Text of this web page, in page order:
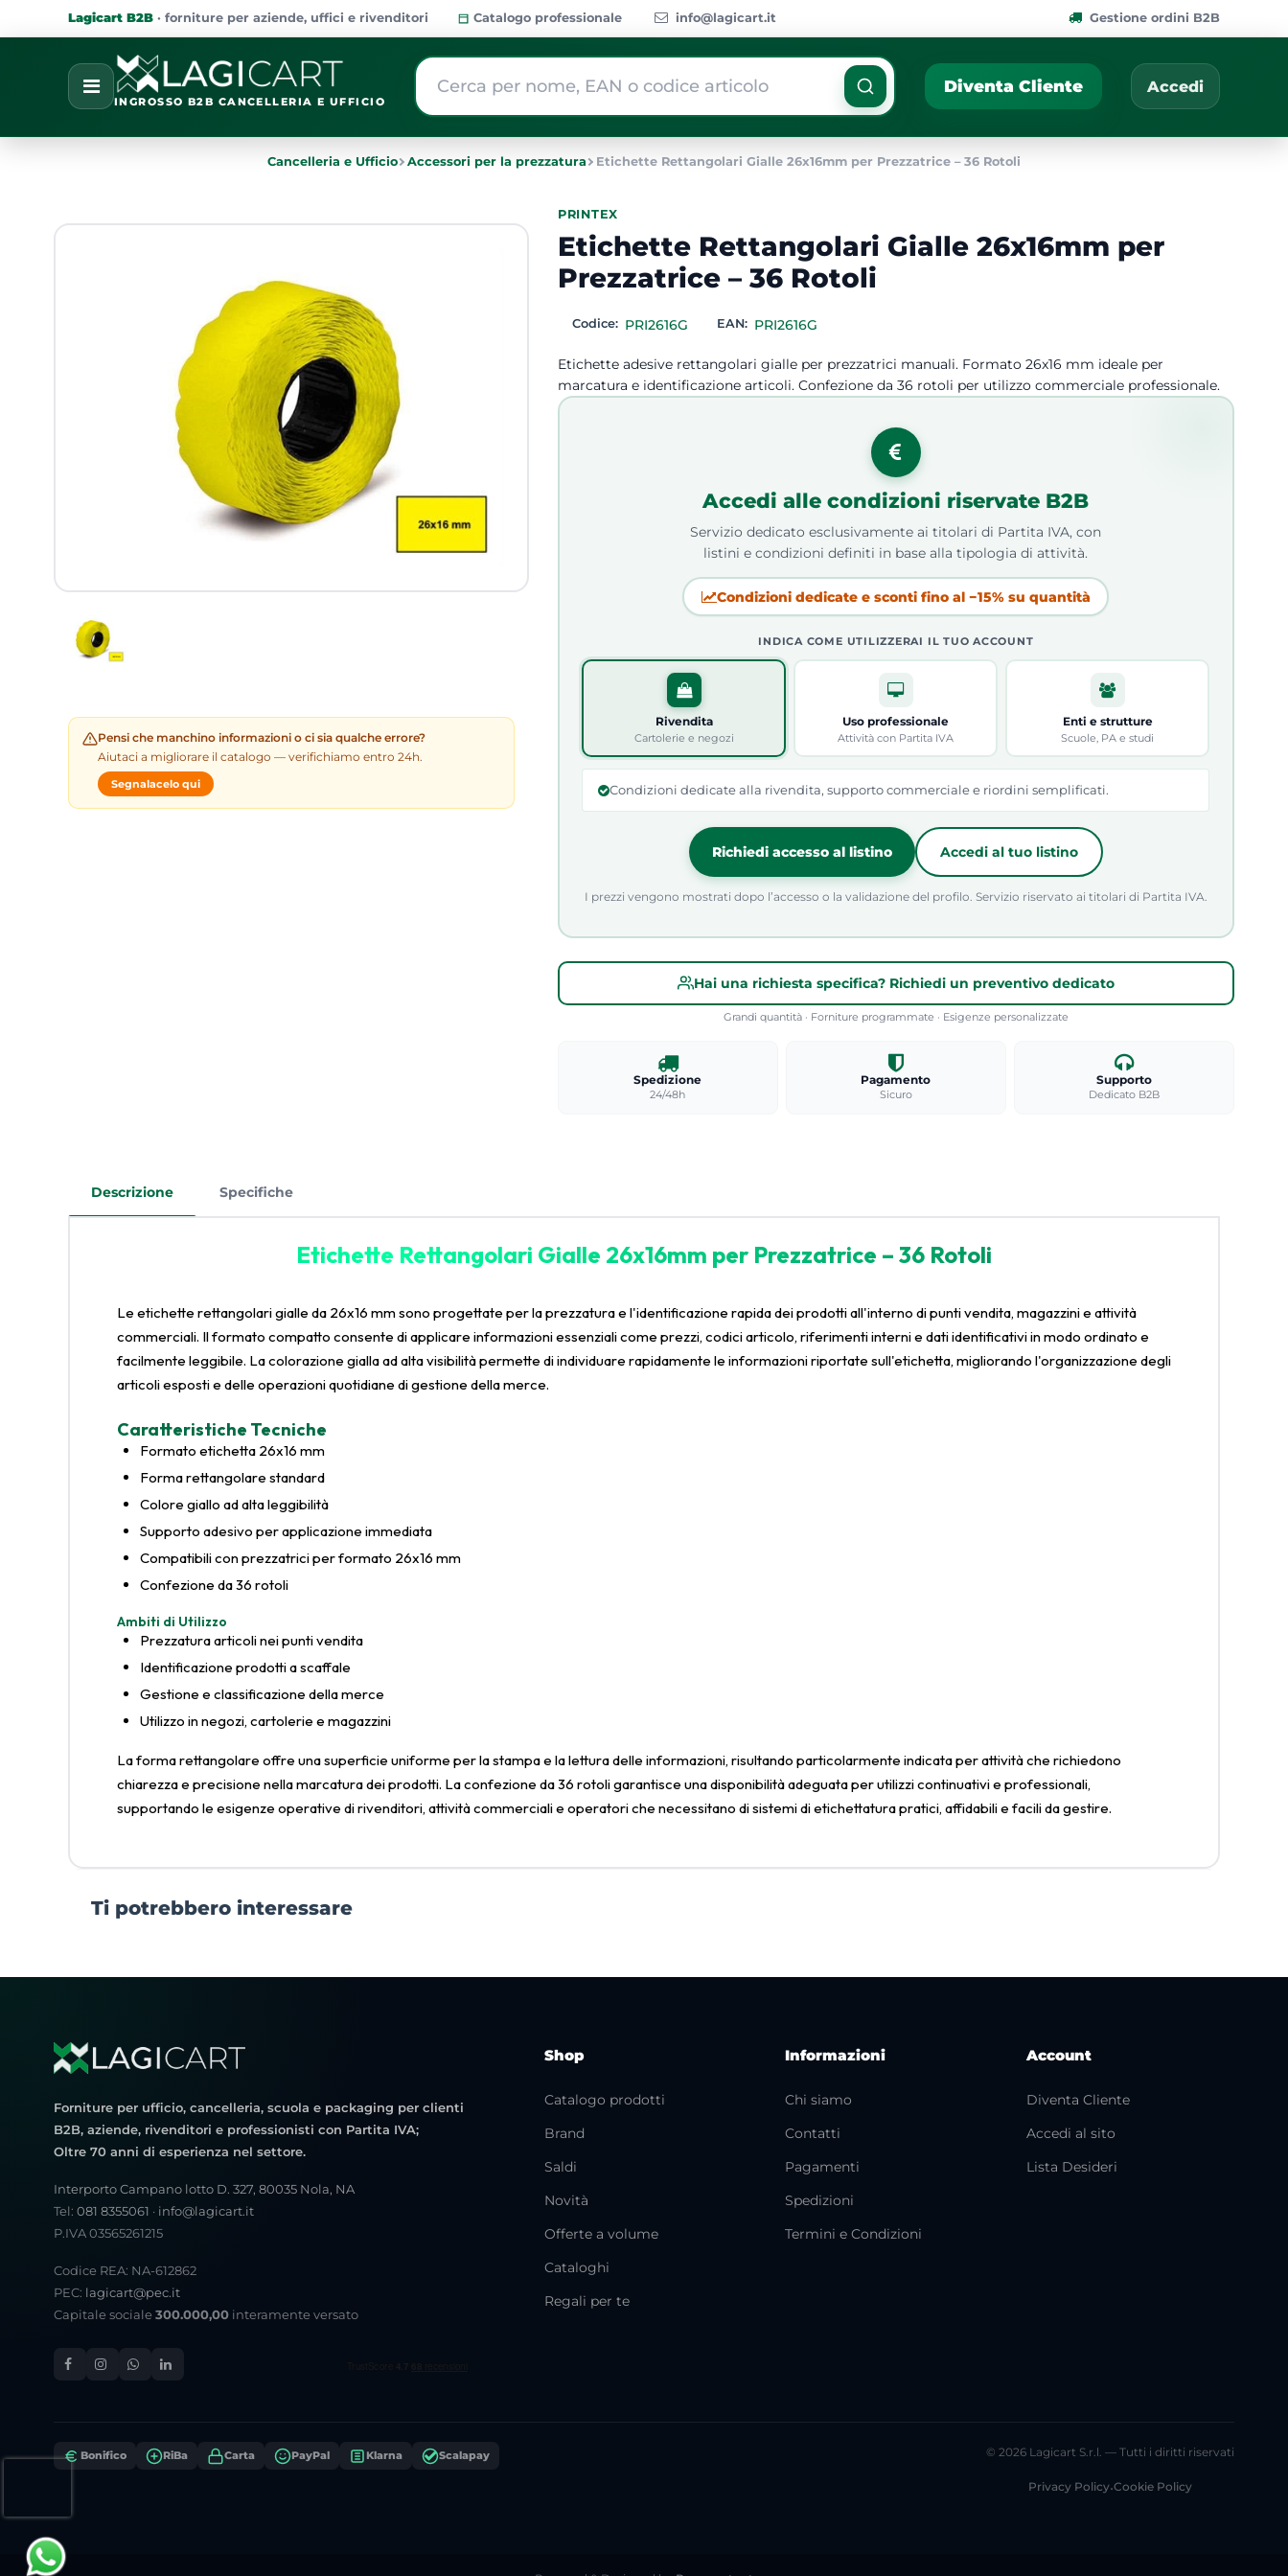
Lagicart B2B · forniture per aziende, uffici e rivenditori Catalogo professionale info@lagicart.it Gestione ordini B2B
OpenINGROSSO B2B CANCELLERIA E UFFICIO
La modifica di un filtro aggiorna automaticamente gli altri filtri disponibili. Cerca per nome,
Diventa Cliente Accedi
Cancelleria e Ufficio Accessori per la prezzatura Etichette Rettangolari Gialle 26x16mm per Prezzatrice – 36 Rotoli
Pensi che manchino informazioni o ci sia qualche errore?
Aiutaci a migliorare il catalogo — verifichiamo entro 24h.
Segnalacelo qui
PRINTEX
Etichette Rettangolari Gialle 26x16mm per
Prezzatrice – 36 Rotoli
Codice: PRI2616G EAN: PRI2616G
Etichette adesive rettangolari gialle per prezzatrici manuali. Formato 26x16 mm ideale per
marcatura e identificazione articoli. Confezione da 36 rotoli per utilizzo commerciale professionale.
Accedi alle condizioni riservate B2B
Servizio dedicato esclusivamente ai titolari di Partita IVA, con
listini e condizioni definiti in base alla tipologia di attività.
Condizioni dedicate e sconti fino al −15% su quantità
INDICA COME UTILIZZERAI IL TUO ACCOUNT
Rivendita
Cartolerie e negozi
Uso professionale
Attività con Partita IVA
Enti e strutture
Scuole, PA e studi
Condizioni dedicate alla rivendita, supporto commerciale e riordini semplificati.
Richiedi accesso al listino Accedi al tuo listino
I prezzi vengono mostrati dopo l’accesso o la validazione del profilo. Servizio riservato ai titolari di Partita IVA.
Hai una richiesta specifica? Richiedi un preventivo dedicato
Grandi quantità · Forniture programmate · Esigenze personalizzate
Spedizione
24/48h
Pagamento
Sicuro
Supporto
Dedicato B2B
Descrizione Specifiche
Etichette Rettangolari Gialle 26x16mm per Prezzatrice – 36 Rotoli
Le etichette rettangolari gialle da 26x16 mm sono progettate per la prezzatura e l'identificazione rapida dei prodotti all'interno di punti vendita, magazzini e attività
commerciali. Il formato compatto consente di applicare informazioni essenziali come prezzi, codici articolo, riferimenti interni e dati identificativi in modo ordinato e
facilmente leggibile. La colorazione gialla ad alta visibilità permette di individuare rapidamente le informazioni riportate sull'etichetta, migliorando l'organizzazione degli
articoli esposti e delle operazioni quotidiane di gestione della merce.
Caratteristiche Tecniche
Formato etichetta 26x16 mm
Forma rettangolare standard
Colore giallo ad alta leggibilità
Supporto adesivo per applicazione immediata
Compatibili con prezzatrici per formato 26x16 mm
Confezione da 36 rotoli
Ambiti di Utilizzo
Prezzatura articoli nei punti vendita
Identificazione prodotti a scaffale
Gestione e classificazione della merce
Utilizzo in negozi, cartolerie e magazzini
La forma rettangolare offre una superficie uniforme per la stampa e la lettura delle informazioni, risultando particolarmente indicata per attività che richiedono
chiarezza e precisione nella marcatura dei prodotti. La confezione da 36 rotoli garantisce una disponibilità adeguata per utilizzi continuativi e professionali,
supportando le esigenze operative di rivenditori, attività commerciali e operatori che necessitano di sistemi di etichettatura pratici, affidabili e facili da gestire.
Ti potrebbero interessare
Forniture per ufficio, cancelleria, scuola e packaging per clienti
B2B, aziende, rivenditori e professionisti con Partita IVA;
Oltre 70 anni di esperienza nel settore.
Interporto Campano lotto D. 327, 80035 Nola, NA
Tel: 081 8355061 · info@lagicart.it
P.IVA 03565261215
Codice REA: NA-612862
PEC: lagicart@pec.it
Capitale sociale 300.000,00 interamente versato
Shop
Catalogo prodotti
Brand
Saldi
Novità
Offerte a volume
Cataloghi
Regali per te
Informazioni
Chi siamo
Contatti
Pagamenti
Spedizioni
Termini e Condizioni
Account
Diventa Cliente
Accedi al sito
Lista Desideri
Bonifico RiBa Carta PayPal Klarna Scalapay © 2026 Lagicart S.r.l. — Tutti i diritti riservati
Privacy Policy•Cookie Policy